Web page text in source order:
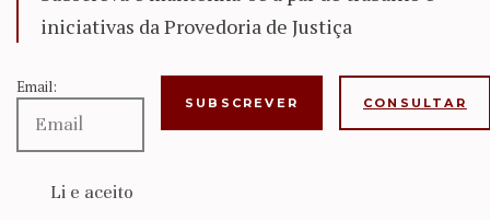
iniciativas da Provedoria de Justiça
Email:
Li e aceito
CONSULTAR